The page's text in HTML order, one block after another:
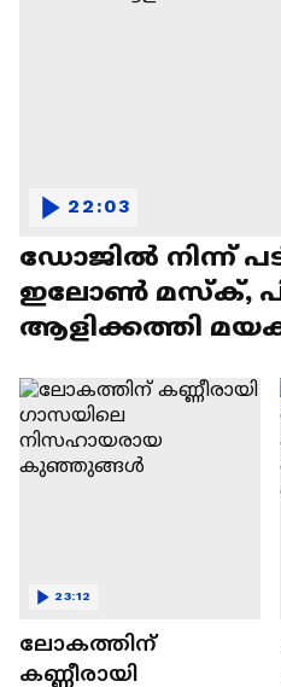
ഡോജിൽ നിന്ന്
ഇലോൺ മസ്ക്,
ആളിക്കത്തി
22:03
ലോകത്തിന്
കണ്ണീരായി
23:12